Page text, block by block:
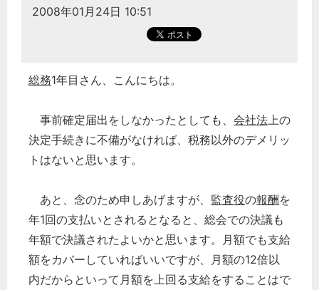
2008年01月24日 10:51
総務1年目さん、こんにちは。
事前確定届出をしなかったとしても、 会社法上の
決定手続きに不備がなければ、税務以外のデメリッ
トはないと思います。
あと、念のため申しあげますが、 監査役の報酬を
年1回の支払いとされるとなると、総会での決議も
年額で決議されたよいかと思います。月額でも支給
額をカバーしていればいいですが、月額の12倍以
内だからといって月額を上回る支給をすることはで